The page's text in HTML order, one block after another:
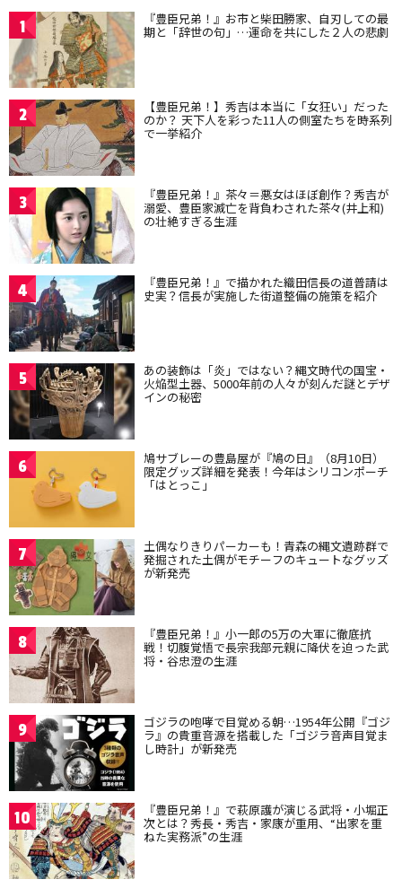
1 『豊臣兄弟！』お市と柴田勝家、自刃しての最
期と「辞世の句」…運命を共にした２人の悲劇
2 【豊臣兄弟！】秀吉は本当に「女狂い」だった
のか？ 天下人を彩った11人の側室たちを時系列
で一挙紹介
3 『豊臣兄弟！』茶々＝悪女はほぼ創作？秀吉が
溺愛、豊臣家滅亡を背負わされた茶々(井上和)
の壮絶すぎる生涯
4 『豊臣兄弟！』で描かれた織田信長の道普請は
史実？信長が実施した街道整備の施策を紹介
5 あの装飾は「炎」ではない？縄文時代の国宝・
火焔型土器、5000年前の人々が刻んだ謎とデザ
インの秘密
6 鳩サブレーの豊島屋が『鳩の日』（8月10日）
限定グッズ詳細を発表！今年はシリコンポーチ
「はとっこ」
7 土偶なりきりパーカーも！青森の縄文遺跡群で
発掘された土偶がモチーフのキュートなグッズ
が新発売
8 『豊臣兄弟！』小一郎の5万の大軍に徹底抗
戦！切腹覚悟で長宗我部元親に降伏を迫った武
将・谷忠澄の生涯
9 ゴジラの咆哮で目覚める朝…1954年公開『ゴジ
ラ』の貴重音源を搭載した「ゴジラ音声目覚ま
し時計」が新発売
10 『豊臣兄弟！』で萩原護が演じる武将・小堀正
次とは？秀長・秀吉・家康が重用、“出家を重
ねた実務派”の生涯